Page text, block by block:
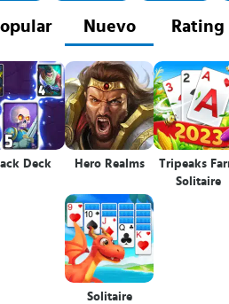
Nuevo Rating
Deck Hero Realms
Tripeaks
Solitaire
Solitaire